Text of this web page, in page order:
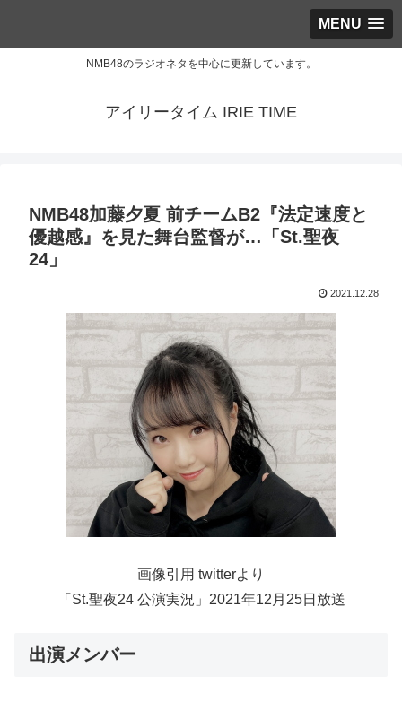
MENU
NMB48のラジオネタを中心に更新しています。
アイリータイム IRIE TIME
NMB48加藤夕夏 前チームB2『法定速度と
優越感』を見た舞台監督が…「St.聖夜
24」
2021.12.28
画像引用 twitterより
「St.聖夜24 公演実況」2021年12月25日放送
出演メンバー